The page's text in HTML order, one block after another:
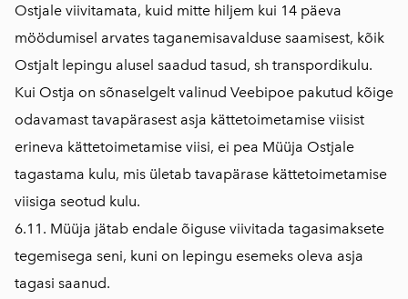
Ostjale viivitamata, kuid mitte hiljem kui 14 päeva
möödumisel arvates taganemisavalduse saamisest, kõik
Ostjalt lepingu alusel saadud tasud, sh transpordikulu.
Kui Ostja on sõnaselgelt valinud Veebipoe pakutud kõige
odavamast tavapärasest asja kättetoimetamise viisist
erineva kättetoimetamise viisi, ei pea Müüja Ostjale
tagastama kulu, mis ületab tavapärase kättetoimetamise
viisiga seotud kulu.
6.11. Müüja jätab endale õiguse viivitada tagasimaksete
tegemisega seni, kuni on lepingu esemeks oleva asja
tagasi saanud.